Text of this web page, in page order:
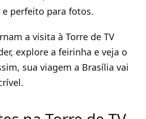
perfeito para fotos.
a visita à Torre de TV
explore a feirinha e veja o
sua viagem a Brasília vai